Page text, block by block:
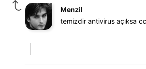
Menzil
temizdir antivirus açıksa